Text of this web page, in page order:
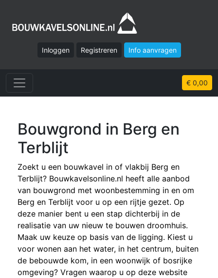
Inloggen Registreren Info aanvragen
€ 0,00
Bouwgrond in Berg en
Terblijt
Zoekt u een bouwkavel in of vlakbij Berg en
Terblijt? Bouwkavelsonline.nl heeft alle aanbod
van bouwgrond met woonbestemming in en om
Berg en Terblijt voor u op een rijtje gezet. Op
deze manier bent u een stap dichterbij in de
realisatie van uw nieuw te bouwen droomhuis.
Maak uw keuze op basis van de ligging. Kiest u
voor wonen aan het water, in het centrum, buiten
de bebouwde kom, in een woonwijk of bosrijke
omgeving? Vragen waarop u op deze website